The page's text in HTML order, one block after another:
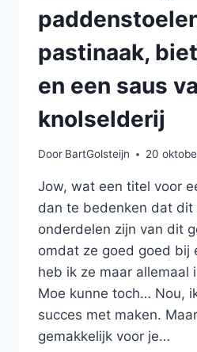
pastinaak,
en een saus
knolselderij
Door BartGolsteijn 20
Jow, wat een titel voor
dan te bedenken dat dit
onderdelen zijn van dit
omdat ze goed goed bij
heb ik ze maar allemaal
Moe kunne toch… Nou,
succes met maken.
gemakkelijk voor je…